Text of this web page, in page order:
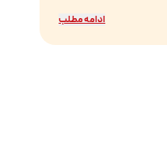
ادامه مطلب